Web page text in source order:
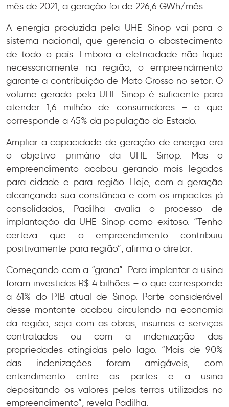
mês de 2021, a geração foi de 226,6 GWh/mês.
A energia produzida pela UHE Sinop vai para o
sistema nacional, que gerencia o abastecimento
de todo o país. Embora a eletricidade não fique
necessariamente na região, o empreendimento
garante a contribuição de Mato Grosso no setor. O
volume gerado pela UHE Sinop é suficiente para
atender 1,6 milhão de consumidores – o que
corresponde a 45% da população do Estado.
Ampliar a capacidade de geração de energia era
o objetivo primário da UHE Sinop. Mas o
empreendimento acabou gerando mais legados
para cidade e para região. Hoje, com a geração
alcançando sua constância e com os impactos já
consolidados, Padilha avalia o processo de
implantação da UHE Sinop como exitoso. “Tenho
certeza que o empreendimento contribuiu
positivamente para região”, afirma o diretor.
Começando com a “grana”. Para implantar a usina
foram investidos R$ 4 bilhões – o que corresponde
a 61% do PIB atual de Sinop. Parte considerável
desse montante acabou circulando na economia
da região, seja com as obras, insumos e serviços
contratados ou com a indenização das
propriedades atingidas pelo lago. “Mais de 90%
das indenizações foram amigáveis, com
entendimento entre as partes e a usina
depositando os valores pelas terras utilizadas no
empreendimento”, revela Padilha.